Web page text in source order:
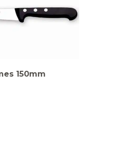
150mm